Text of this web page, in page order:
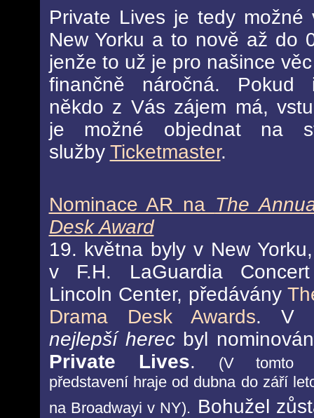
Private Lives je tedy možné
New Yorku a to nově až do
jenže to už je pro našince
finančně náročná. Pokud
někdo z Vás zájem má,
je možné objednat na
služby Ticketmaster.
Nominace AR na The
Desk Award
19. května byly v New
v F.H. LaGuardia
Lincoln Center, předávány
Drama Desk Awards. V
nejlepší herecbyl
Private Lives.
(V tomto
představení hraje od dubna do září
na Broadwayi v NY). Bohužel